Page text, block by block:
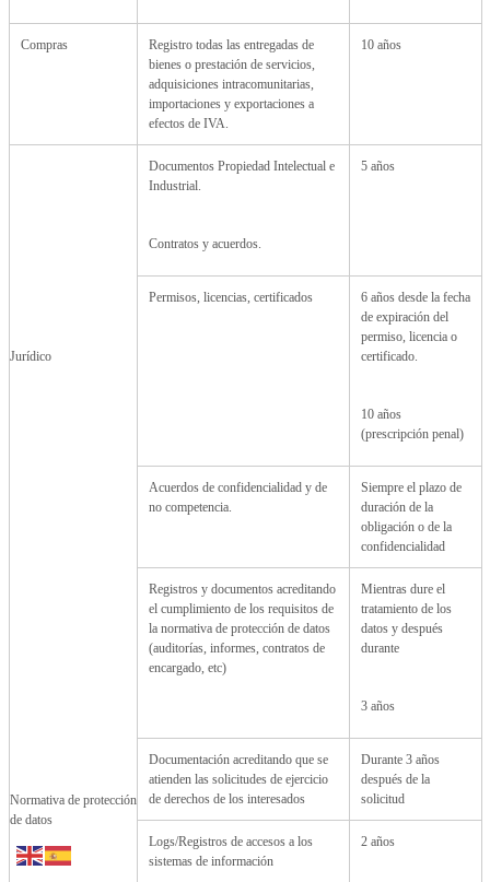
Compras
Registro todas las entregadas de
bienes o prestación de servicios,
adquisiciones intracomunitarias,
importaciones y exportaciones a
efectos de IVA.
10 años
Jurídico
Documentos Propiedad Intelectual e
Industrial.
Contratos y acuerdos.
5 años
Permisos, licencias, certificados
6 años desde la fecha
de expiración del
permiso, licencia o
certificado.
10 años
(prescripción penal)
Acuerdos de confidencialidad y de
no competencia.
Siempre el plazo de
duración de la
obligación o de la
confidencialidad
Normativa de protección
de datos
Registros y documentos acreditando
el cumplimiento de los requisitos de
la normativa de protección de datos
(auditorías, informes, contratos de
encargado, etc)
Mientras dure el
tratamiento de los
datos y después
durante
3 años
Documentación acreditando que se
atienden las solicitudes de ejercicio
de derechos de los interesados
Durante 3 años
después de la
solicitud
Logs/Registros de accesos a los
sistemas de información
2 años